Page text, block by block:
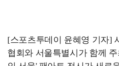
[스포츠투데이 윤혜영 기자]
협회와 서울특별시가 함께